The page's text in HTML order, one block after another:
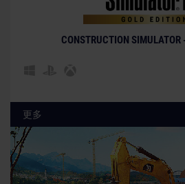
CONSTRUCTION SIMULATOR
更多